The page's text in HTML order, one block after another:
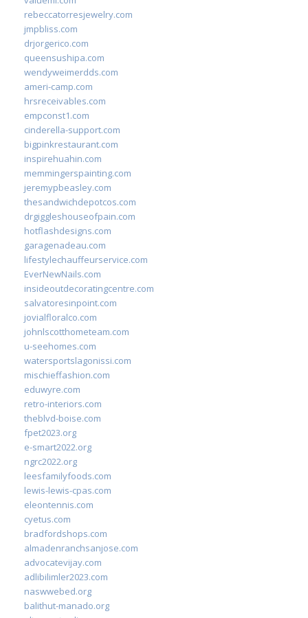
rebeccatorresjewelry.com
jmpbliss.com
drjorgerico.com
queensushipa.com
wendyweimerdds.com
ameri-camp.com
hrsreceivables.com
empconst1.com
cinderella-support.com
bigpinkrestaurant.com
inspirehuahin.com
memmingerspainting.com
jeremypbeasley.com
thesandwichdepotcos.com
drgiggleshouseofpain.com
hotflashdesigns.com
garagenadeau.com
lifestylechauffeurservice.com
EverNewNails.com
insideoutdecoratingcentre.com
salvatoresinpoint.com
jovialfloralco.com
johnlscotthometeam.com
u-seehomes.com
watersportslagonissi.com
mischieffashion.com
eduwyre.com
retro-interiors.com
theblvd-boise.com
fpet2023.org
e-smart2022.org
ngrc2022.org
leesfamilyfoods.com
lewis-lewis-cpas.com
eleontennis.com
cyetus.com
bradfordshops.com
almadenranchsanjose.com
advocatevijay.com
adlibilimler2023.com
naswwebed.org
balithut-manado.org